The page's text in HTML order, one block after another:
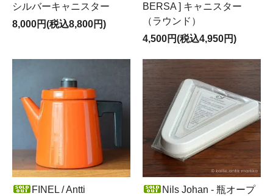
シルバーキャニスター
8,000円(税込8,800円)
BERSA ] キャニスター
（ラウンド）
4,500円(税込4,950円)
FINEL / Antti
Nils Johan - 瓶オープ